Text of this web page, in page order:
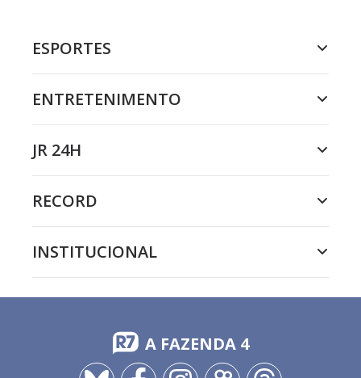
ESPORTES
ENTRETENIMENTO
JR 24H
RECORD
INSTITUCIONAL
A FAZENDA 4